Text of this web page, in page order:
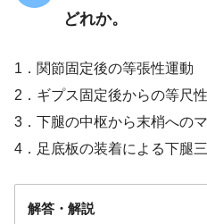
どれか。
1．関節固定後の等張性運動
2．ギプス固定後からの等尺
3．下腿の中枢から末梢への
4．足底板の装着による下腿
解答・解説